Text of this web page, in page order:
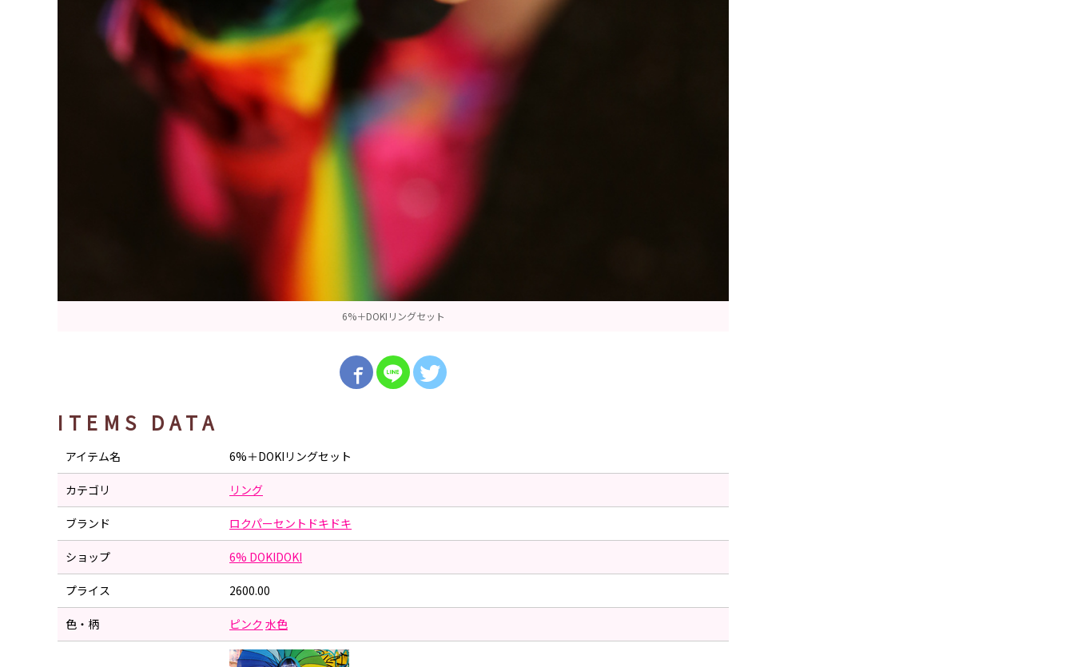
6%＋DOKIリングセット
ITEMS DATA
アイテム名 6%＋DOKIリングセット
カテゴリ リング
ブランド ロクパーセントドキドキ
ショップ 6% DOKIDOKI
プライス 2600.00
色・柄 ピンク 水色